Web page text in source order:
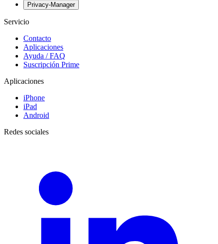
Privacy-Manager
Servicio
Contacto
Aplicaciones
Ayuda / FAQ
Suscripción Prime
Aplicaciones
iPhone
iPad
Android
Redes sociales